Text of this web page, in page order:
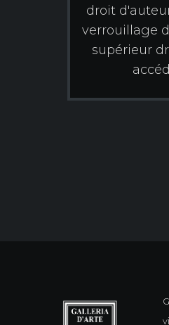
droit
verrouillage
supérieur